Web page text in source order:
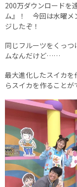
200万ダウンロードを
ム』！ 今回は水曜メ
ジしたぞ！
同じフルーツをくっ
ムなんだけど……
最大進化したスイカ
らスイカを作ること